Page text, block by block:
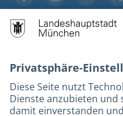
Stadt München auf
Stadt München
Stadt
Stadtplan
Fahrplan
Kultur